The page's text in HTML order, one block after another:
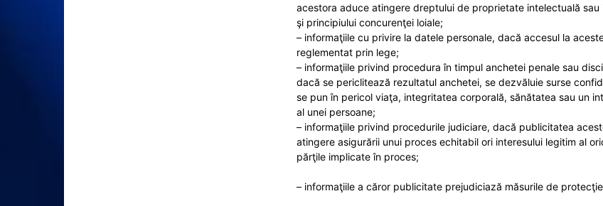
acestora aduce atingere dreptului de proprietate intelectuală sau
şi principiului concurenţei loiale;
– informaţiile cu privire la datele personale, dacă accesul la
reglementat prin lege;
– informaţiile privind procedura în timpul anchetei penale sau
dacă se periclitează rezultatul anchetei, se dezvăluie surse
se pun în pericol viaţa, integritatea corporală, sănătatea sau un
al unei persoane;
– informaţiile privind procedurile judiciare, dacă publicitatea
atingere asigurării unui proces echitabil ori interesului legitim al
părţile implicate în proces;
– informaţiile a căror publicitate prejudiciază măsurile de